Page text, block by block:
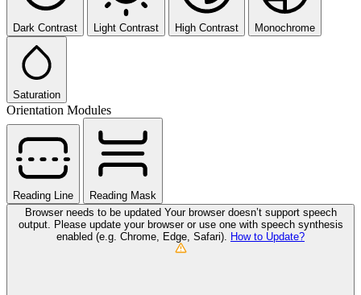
Dark Contrast Light Contrast High Contrast Monochrome
Saturation
Orientation Modules
Reading Line
Reading Mask
Browser needs to be updated Your browser doesn’t support speech
output. Please update your browser or use one with speech synthesis
enabled (e.g. Chrome, Edge, Safari). How to Update?